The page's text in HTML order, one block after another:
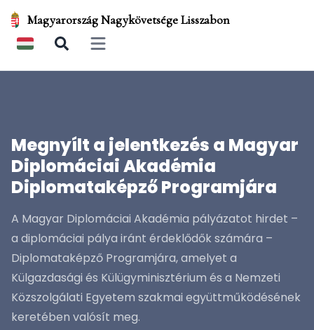
Magyarország Nagykövetsége Lisszabon
Open main menu
Megnyílt a jelentkezés a Magyar
Diplomáciai Akadémia
Diplomataképző Programjára
A Magyar Diplomáciai Akadémia pályázatot hirdet –
a diplomáciai pálya iránt érdeklődők számára –
Diplomataképző Programjára, amelyet a
Külgazdasági és Külügyminisztérium és a Nemzeti
Közszolgálati Egyetem szakmai együttműködésének
keretében valósít meg.